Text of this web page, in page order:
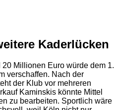
Kaderlücken
Millionen Euro würde dem 1.
verschaffen. Nach der
der Klub vor mehreren
Kaminskis könnte Mittel
zu bearbeiten. Sportlich wäre